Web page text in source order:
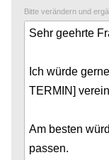
Bitte verändern und